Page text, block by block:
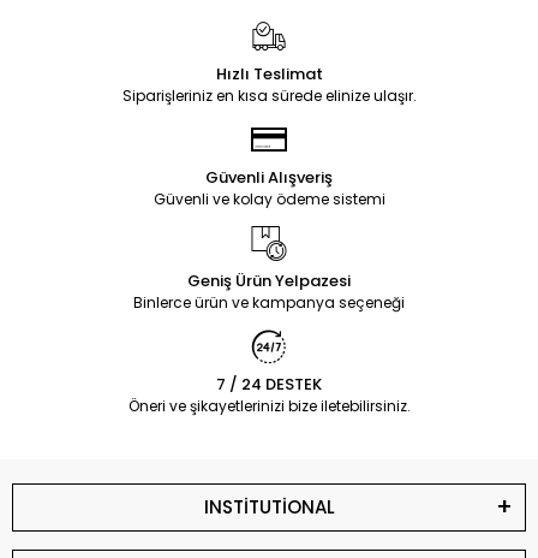
Hızlı Teslimat
Siparişleriniz en kısa sürede elinize ulaşır.
Güvenli Alışveriş
Güvenli ve kolay ödeme sistemi
Geniş Ürün Yelpazesi
Binlerce ürün ve kampanya seçeneği
7 / 24 DESTEK
Öneri ve şikayetlerinizi bize iletebilirsiniz.
INSTİTUTİONAL